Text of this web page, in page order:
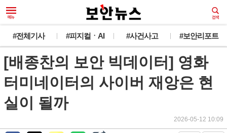
#전체기사 #피지컬ㆍAI #사건사고 #보안리포트
[배종찬의 보안 빅데이터] 영화
터미네이터의 사이버 재앙은 현
실이 될까
2026-05-12 10:09